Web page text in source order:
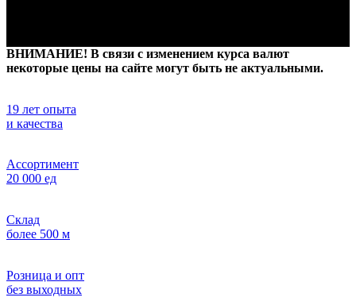
ВНИМАНИЕ! В связи с изменением курса валют
некоторые цены на сайте могут быть не актуальными.
19 лет опыта
и качества
Ассортимент
20 000 ед
Склад
более 500 м
Розница и опт
без выходных